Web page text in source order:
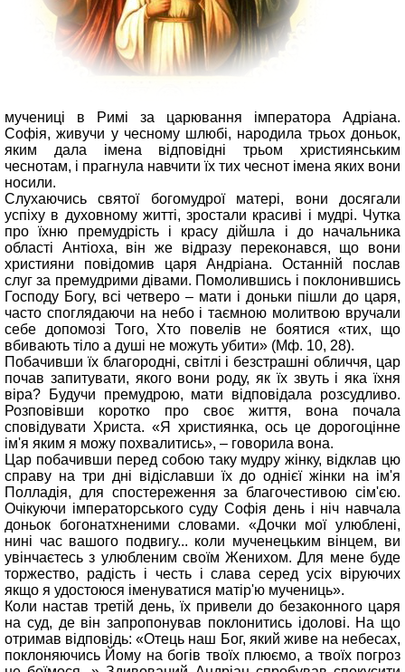
мучениці в Римі за царювання імператора Адріана.
Софія, живучи у чесному шлюбі, народила трьох доньок,
яким дала імена відповідні трьом християнським
чеснотам, і прагнула навчити їх тих чеснот імена яких вони
носили.
Слухаючись святої богомудрої матері, вони досягали
успіху в духовному житті, зростали красиві і мудрі. Чутка
про їхню премудрість і красу дійшла і до начальника
області Антіоха, він же відразу переконався, що вони
християни повідомив царя Андріана. Останній послав
слуг за премудрими дівами. Помолившись і поклонившись
Господу Богу, всі четверо – мати і доньки пішли до царя,
часто споглядаючи на небо і таємною молитвою вручали
себе допомозі Того, Хто повелів не боятися «тих, що
вбивають тіло а душі не можуть убити» (Мф. 10, 28).
Побачивши їх благородні, світлі і безстрашні обличчя, цар
почав запитувати, якого вони роду, як їх звуть і яка їхня
віра? Будучи премудрою, мати відповідала розсудливо.
Розповівши коротко про своє життя, вона почала
сповідувати Христа. «Я християнка, ось це дорогоцінне
ім'я яким я можу похвалитись», – говорила вона.
Цар побачивши перед собою таку мудру жінку, відклав цю
справу на три дні відіславши їх до однієї жінки на ім'я
Полладія, для спостереження за благочестивою сім'єю.
Очікуючи імператорського суду Софія день і ніч навчала
доньок богонатхненими словами. «Дочки мої улюблені,
нині час вашого подвигу... коли мученецьким вінцем, ви
увінчаєтесь з улюбленим своїм Женихом. Для мене буде
торжество, радість і честь і слава серед усіх віруючих
якщо я удостоюся іменуватися матір'ю мучениць».
Коли настав третій день, їх привели до безаконного царя
на суд, де він запропонував поклонитись ідолові. На що
отримав відповідь: «Отець наш Бог, який живе на небесах,
поклоняючись Йому на богів твоїх плюємо, а твоїх погроз